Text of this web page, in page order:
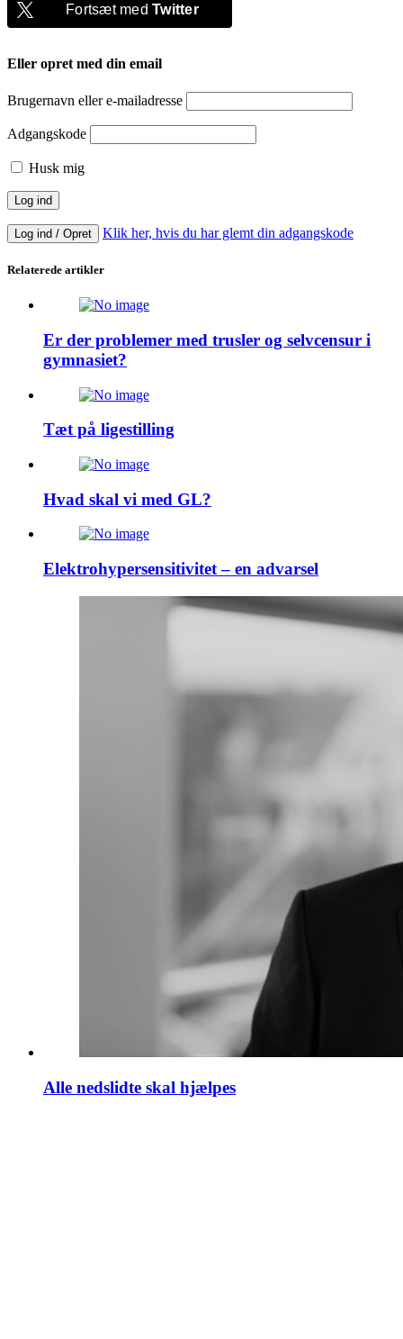
Fortsæt medTwitter
Eller opret med din email
Brugernavn eller e-mailadresse
Adgangskode
Husk mig
Log ind / Opret Klik her, hvis du har glemt din adgangskode
Relaterede artikler
Er der problemer med trusler og selvcensur i
gymnasiet?
Tæt på ligestilling
Hvad skal vi med GL?
Elektrohypersensitivitet – en advarsel
Alle nedslidte skal hjælpes